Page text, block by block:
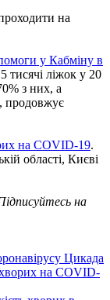
на
у Кабміну в
тисячі ліжок у 20
з них, а
продовжує
на COVID-19.
області, Києві
на
Цикада
хворих на COVID-